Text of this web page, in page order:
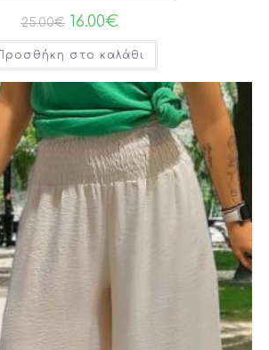
25.00€ 16.00€
Προσθήκη στο καλάθι